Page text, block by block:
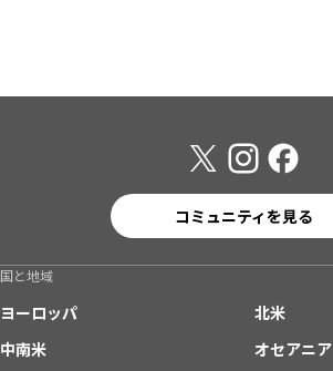
コミュニティを見る
国と地域
ヨーロッパ
北米
中南米
オセアニア